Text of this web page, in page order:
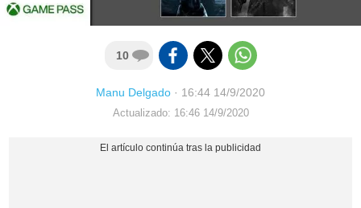
10
Manu Delgado · 16:44 14/9/2020
Actualizado: 16:46 14/9/2020